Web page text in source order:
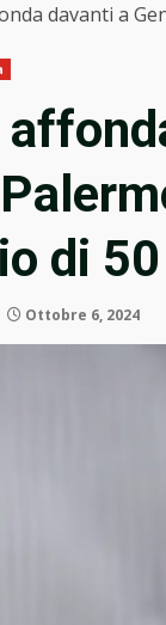
davanti a
di
Ottobre 6, 2024